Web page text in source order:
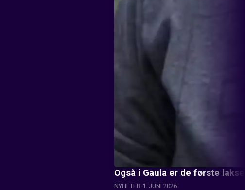
Også i Gaula er de første
NYHETER 1. JUNI 2026